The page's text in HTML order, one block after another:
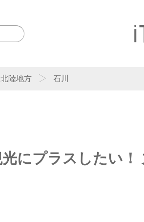
北陸地方 石川
光にプラスしたい